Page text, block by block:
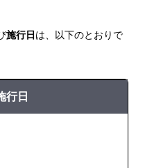
施行日 は、以下のとおりで
行日